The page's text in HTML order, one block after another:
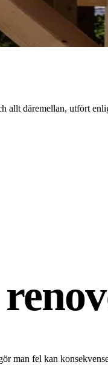
allt däremellan, utfört
man fel kan